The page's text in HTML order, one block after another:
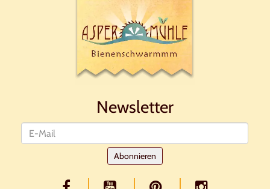
Newsletter
Abonnieren